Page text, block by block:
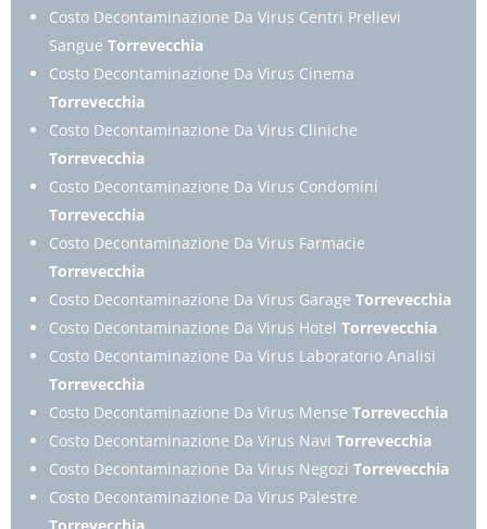
Costo Decontaminazione Da Virus Centri Prelievi
SangueTorrevecchia
Costo Decontaminazione Da Virus Cinema
Torrevecchia
Costo Decontaminazione Da Virus Cliniche
Torrevecchia
Costo Decontaminazione Da Virus Condomini
Torrevecchia
Costo Decontaminazione Da Virus Farmacie
Torrevecchia
Costo Decontaminazione Da Virus GarageTorrevecchia
Costo Decontaminazione Da Virus HotelTorrevecchia
Costo Decontaminazione Da Virus Laboratorio Analisi
Torrevecchia
Costo Decontaminazione Da Virus MenseTorrevecchia
Costo Decontaminazione Da Virus NaviTorrevecchia
Costo Decontaminazione Da Virus NegoziTorrevecchia
Costo Decontaminazione Da Virus Palestre